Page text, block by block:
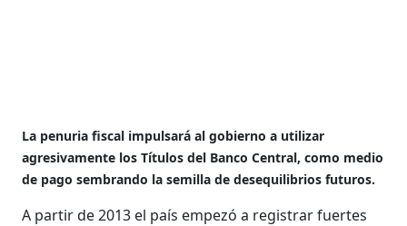
La penuria fiscal impulsará al gobierno a utilizar
agresivamente los Títulos del Banco Central, como medio
de pago sembrando la semilla de desequilibrios futuros.
A partir de 2013 el país empezó a registrar fuertes